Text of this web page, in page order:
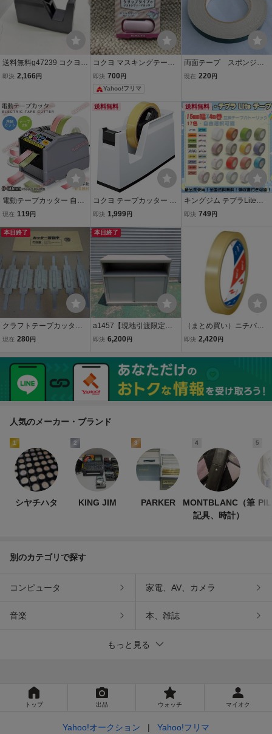
送料無料g47239 コクヨ
テープカッター カルカッ
即決 2,166 円
コクヨ マスキングテープ
カッター カルカット クリ
ップタイプ 20~25mm幅
LP 335766
即決 700 円
Yahoo!フリマ
両面テープ スポンジフ
ォーム 幅 15mm 長さ 10
現在 220 円
電動テープカッター 自動
テープディスペンサー 業
断機 テープディスペンサ
ー 作業効率UP bhw0350
現在 119円
送料無料
コクヨ テープカッター カ
ルカット 白 T-SM100W
即決 1,999円
送料無料
キングジム テプラLiteテ
ープ 15mm幅 互換品 17色
即決 749円
本日終了
クラフトテープカッター
刃 ガムテープカッター
cm
現在 280 円
本日終了
a1457【現地引渡限定：
兵庫県尼崎市】KOKUYO
ール書庫 COH-LF2F1 キ
ャビネット (約)幅120×奥
行46×高さ96㎝ 中古
即決 6,200 円
（まとめ買い）ニチバン
セロテープ 幅15mm×35m
ト〕
即決 2,420 円
人気のメーカー・ブランド
1
シヤチハタ
2
KING JIM
3
PARKER
4
MONTBLANC（筆
記具、時計）
5
別のカテゴリで探す
コンピュータ 家電、AV、カメラ
音楽 本、雑誌
もっと見る
トップ 出品 ウォッチ マイオク
Yahoo!オークション Yahoo!フリマ